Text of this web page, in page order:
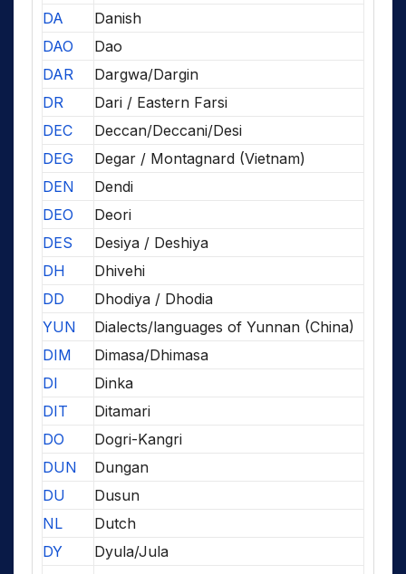
DA
Danish
DAO
Dao
DAR
Dargwa/Dargin
DR
Dari / Eastern Farsi
DEC
Deccan/Deccani/Desi
DEG
Degar / Montagnard (Vietnam)
DEN
Dendi
DEO
Deori
DES
Desiya / Deshiya
DH
Dhivehi
DD
Dhodiya / Dhodia
YUN
Dialects/languages of Yunnan (China)
DIM
Dimasa/Dhimasa
DI
Dinka
DIT
Ditamari
DO
Dogri-Kangri
DUN
Dungan
DU
Dusun
NL
Dutch
DY
Dyula/Jula